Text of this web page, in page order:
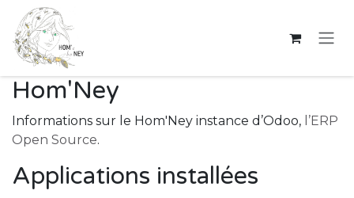
Se rendre au contenu
Hom'Ney
Informations sur le Hom'Ney instance d’Odoo, l’ERP
Open Source.
Applications installées